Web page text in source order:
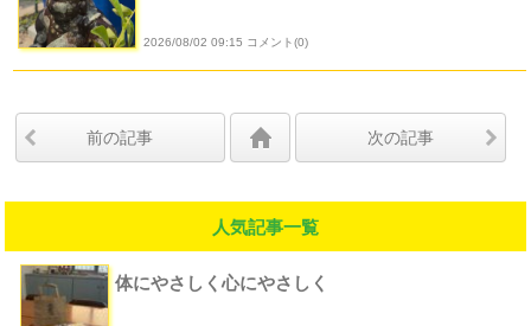
2026/08/02 09:15 コメント(0)
前の記事 次の記事
人気記事一覧
体にやさしく心にやさしく